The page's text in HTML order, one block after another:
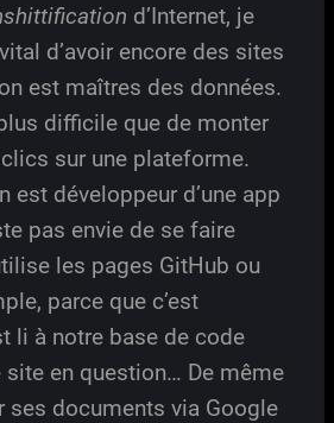
d’Internet, je
d’avoir encore des sites
est maîtres des données.
plus difficile que de monter
sur une plateforme.
est développeur d’une app
pas envie de se faire
les pages GitHub ou
parce que c’est
li à notre base de code
site en question… De même
ses documents via Google